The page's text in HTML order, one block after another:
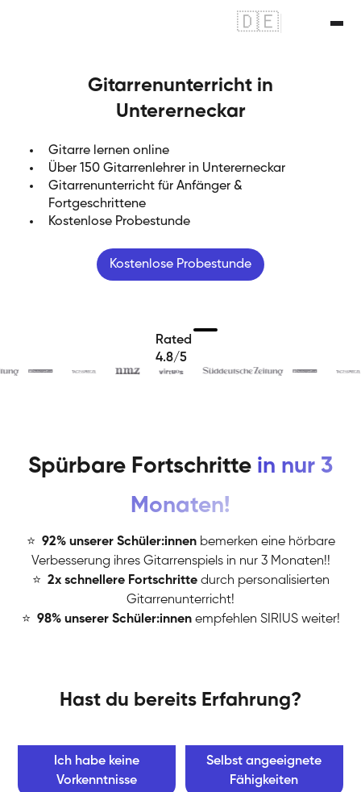
🇩🇪
Gitarrenunterricht in
Untererneckar
Gitarre lernen online
Über 150 Gitarrenlehrer in Untererneckar
Gitarrenunterricht für Anfänger &
Fortgeschrittene
Kostenlose Probestunde
Kostenlose Probestunde
Rated
4.8/5
Spürbare Fortschritte in nur 3
Monaten!
⭐ 92% unserer Schüler:innen bemerken eine hörbare
Verbesserung ihres Gitarrenspiels in nur 3 Monaten!!
⭐ 2x schnellere Fortschritte durch personalisierten
Gitarrenunterricht!
⭐ 98% unserer Schüler:innen empfehlen SIRIUS weiter!
Hast du bereits Erfahrung?
Ich habe keine
Vorkenntnisse
Selbst angeeignete
Fähigkeiten